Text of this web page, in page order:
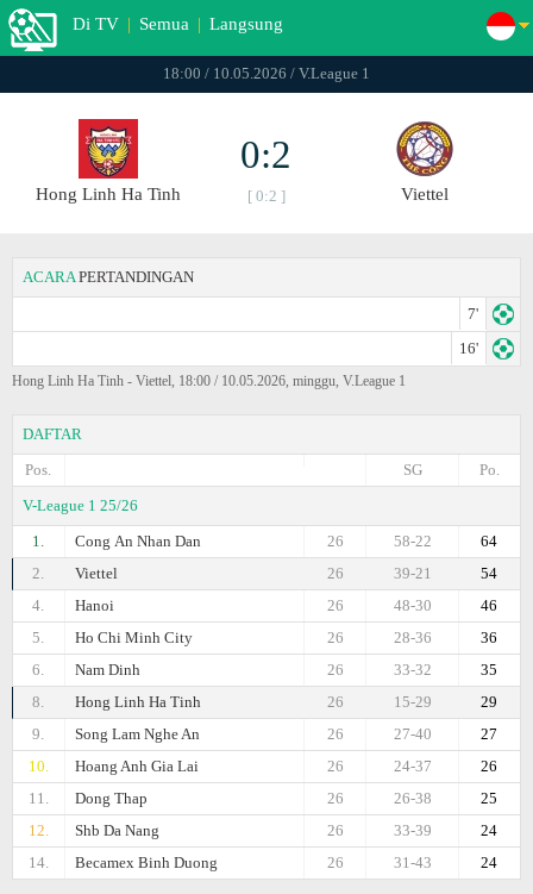
Di TV | Semua | Langsung
18:00 / 10.05.2026 / V.League 1
Hong Linh Ha Tinh
0:2
[ 0:2 ] Viettel
ACARA PERTANDINGAN
7'
16'
Hong Linh Ha Tinh - Viettel, 18:00 / 10.05.2026, minggu, V.League 1
DAFTAR
Pos.
Po.
SG
V-League 1 25/26
1.
Cong Аn Nhan Dan 64
58-22
26
2.
Viettel 54
39-21
26
4.
Hanoi 46
48-30
26
5.
Ho Chi Minh City 36
28-36
26
6.
Nam Dinh 35
33-32
26
8.
Hong Linh Ha Tinh 29
15-29
26
9.
Song Lam Nghe An 27
27-40
26
10.
Hoang Anh Gia Lai 26
24-37
26
11.
Dong Thap 25
26-38
26
12.
Shb Da Nang 24
33-39
26
14.
Becamex Binh Duong 24
31-43
26